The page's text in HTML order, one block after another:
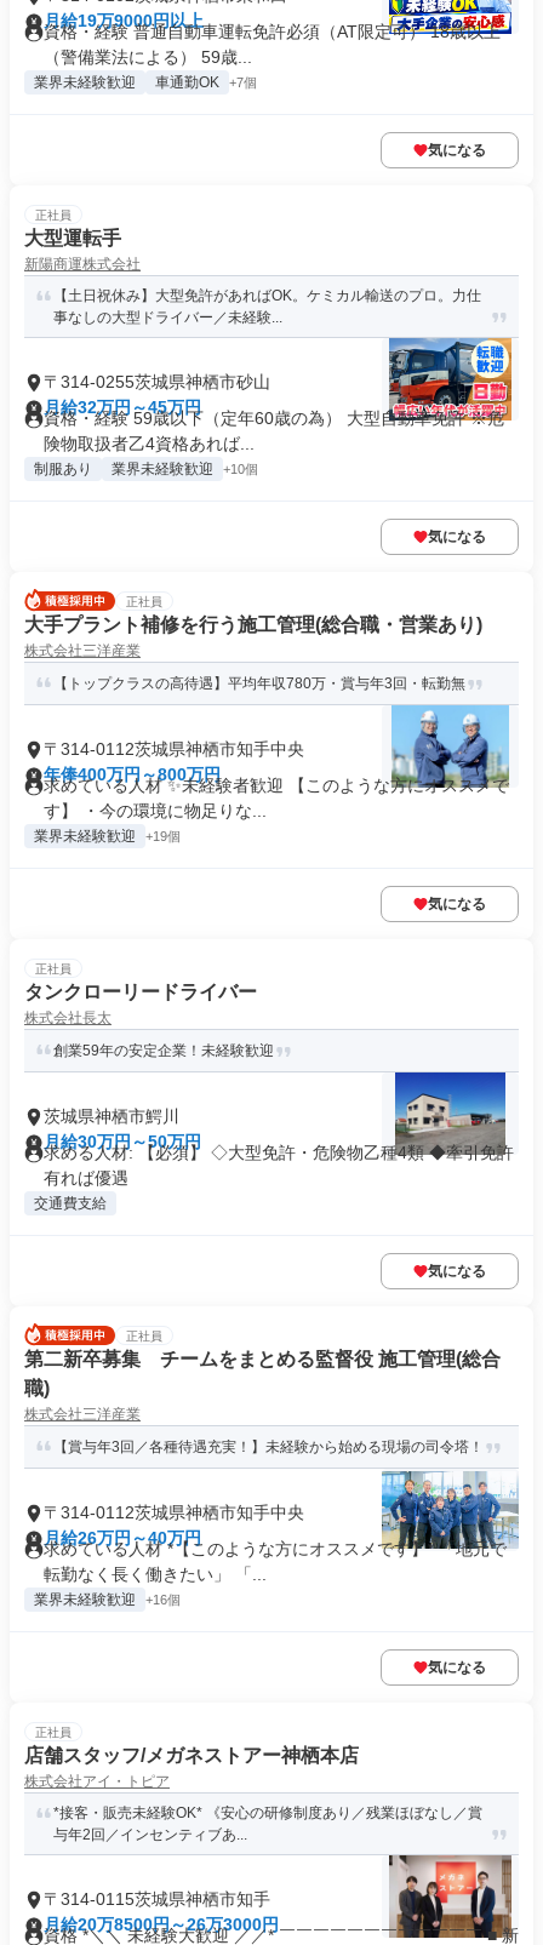
月給19万9000円以上
資格・経験 普通自動車運転免許必須（AT限定可） 18歳以上
（警備業法による） 59歳...
業界未経験歓迎 車通勤OK +7個
気になる
正社員
大型運転手
新陽商運株式会社
【土日祝休み】大型免許があればOK。ケミカル輸送のプロ。力仕
事なしの大型ドライバー／未経験...
〒314-0255茨城県神栖市砂山
月給32万円～45万円
資格・経験 59歳以下（定年60歳の為） 大型自動車免許 ※危
険物取扱者乙4資格あれば...
制服あり 業界未経験歓迎 +10個
気になる
正社員
大手プラント補修を行う施工管理(総合職・営業あり)
株式会社三洋産業
【トップクラスの高待遇】平均年収780万・賞与年3回・転勤無
〒314-0112茨城県神栖市知手中央
年俸400万円～800万円
求めている人材 ✨未経験者歓迎 【このような方にオススメで
す】 ・今の環境に物足りな...
業界未経験歓迎 +19個
気になる
正社員
タンクローリードライバー
株式会社長太
創業59年の安定企業！未経験歓迎
茨城県神栖市鰐川
月給30万円～50万円
求める人材: 【必須】 ◇大型免許・危険物乙種4類 ◆牽引免許
有れば優遇
交通費支給
気になる
正社員
第二新卒募集 チームをまとめる監督役 施工管理(総合
職)
株式会社三洋産業
【賞与年3回／各種待遇充実！】未経験から始める現場の司令塔！
〒314-0112茨城県神栖市知手中央
月給26万円～40万円
求めている人材 *【このような方にオススメです】* 「地元で
転勤なく長く働きたい」 「...
業界未経験歓迎 +16個
気になる
正社員
店舗スタッフ/メガネストアー神栖本店
株式会社アイ・トピア
*接客・販売未経験OK* 《安心の研修制度あり／残業ほぼなし／賞
与年2回／インセンティブあ...
〒314-0115茨城県神栖市知手
月給20万8500円～26万3000円
資格 *＼＼ 未経験大歓迎 ／／* ￣￣￣￣￣￣￣￣￣￣￣￣ ■ 新